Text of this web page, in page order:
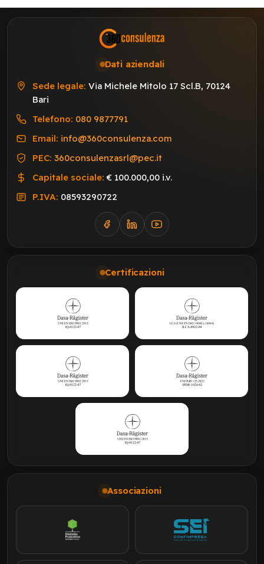
Dati aziendali
Sede legale: Via Michele Mitolo 17 Scl.B, 70124
Bari
Telefono: 080 9877791
Email: info@360consulenza.com
PEC: 360consulenzasrl@pec.it
Capitale sociale: € 100.000,00 i.v.
P.IVA: 08593290722
Certificazioni
Associazioni